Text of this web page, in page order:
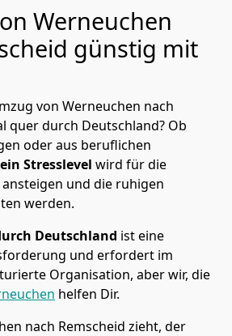
Werneuchen
günstig mit
von Werneuchen nach
quer durch Deutschland? Ob
oder aus beruflichen
Stresslevel wird für die
und die ruhigen
werden.
Deutschland ist eine
und erfordert im
Organisation, aber wir, die
helfen Dir.
nach Remscheid zieht, der